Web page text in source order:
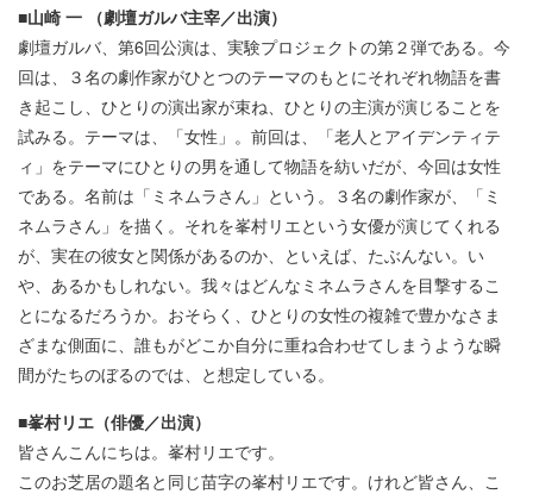
■山崎 一 （劇壇ガルバ主宰／出演）
劇壇ガルバ、第6回公演は、実験プロジェクトの第２弾である。今
回は、３名の劇作家がひとつのテーマのもとにそれぞれ物語を書
き起こし、ひとりの演出家が束ね、ひとりの主演が演じることを
試みる。テーマは、「女性」。前回は、「老人とアイデンティテ
ィ」をテーマにひとりの男を通して物語を紡いだが、今回は女性
である。名前は「ミネムラさん」という。３名の劇作家が、「ミ
ネムラさん」を描く。それを峯村リエという女優が演じてくれる
が、実在の彼女と関係があるのか、といえば、たぶんない。い
や、あるかもしれない。我々はどんなミネムラさんを目撃するこ
とになるだろうか。おそらく、ひとりの女性の複雑で豊かなさま
ざまな側面に、誰もがどこか自分に重ね合わせてしまうような瞬
間がたちのぼるのでは、と想定している。
■峯村リエ（俳優／出演）
皆さんこんにちは。峯村リエです。
このお芝居の題名と同じ苗字の峯村リエです。けれど皆さん、こ